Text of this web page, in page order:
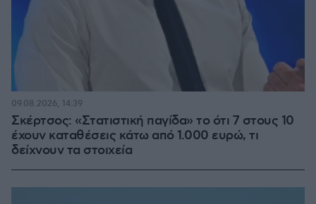
Σκέρτσος: «Στατιστική παγίδα» το ότι 7 στους 10
έχουν καταθέσεις κάτω από 1.000 ευρώ, τι
δείχνουν τα στοιχεία
09.08.2026, 14:39